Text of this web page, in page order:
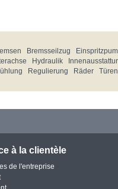
Bremsseilzug
Hydraulik
Regulierung Räder Türen
à la clientèle
de l'entreprise